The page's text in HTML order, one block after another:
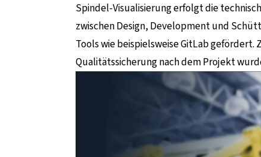
Spindel-Visualisierung erfolgt die
zwischen Design, Development und
Tools wie beispielsweise GitLab
Qualitätssicherung nach dem Projekt